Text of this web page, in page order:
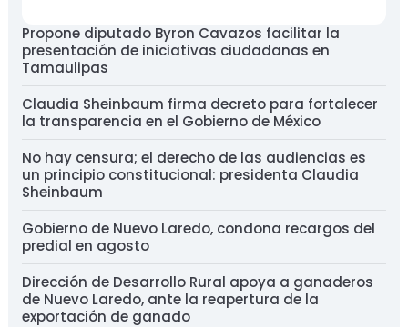
Propone diputado Byron Cavazos facilitar la
presentación de iniciativas ciudadanas en
Tamaulipas
Claudia Sheinbaum firma decreto para fortalecer
la transparencia en el Gobierno de México
No hay censura; el derecho de las audiencias es
un principio constitucional: presidenta Claudia
Sheinbaum
Gobierno de Nuevo Laredo, condona recargos del
predial en agosto
Dirección de Desarrollo Rural apoya a ganaderos
de Nuevo Laredo, ante la reapertura de la
exportación de ganado